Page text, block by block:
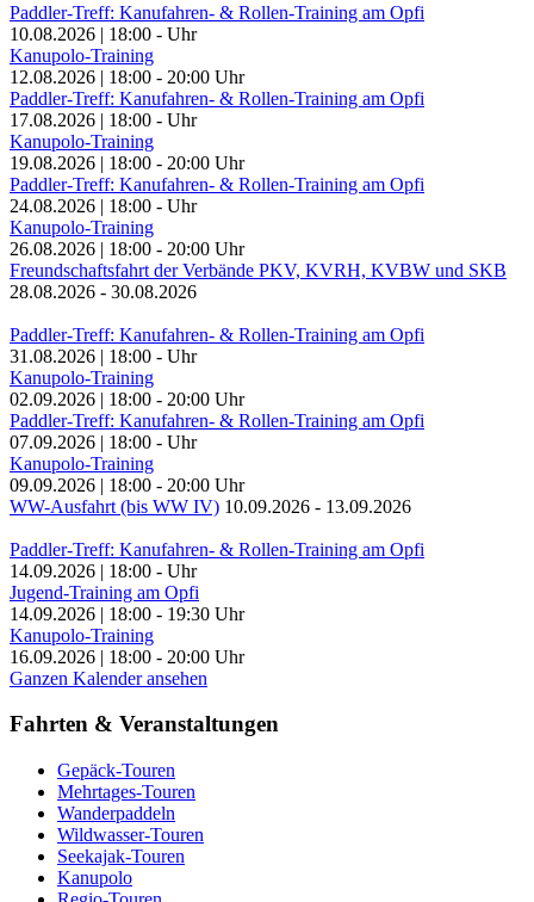
Paddler-Treff: Kanufahren- & Rollen-Training am Opfi
10.08.2026 | 18:00 - Uhr
Kanupolo-Training
12.08.2026 | 18:00 - 20:00 Uhr
Paddler-Treff: Kanufahren- & Rollen-Training am Opfi
17.08.2026 | 18:00 - Uhr
Kanupolo-Training
19.08.2026 | 18:00 - 20:00 Uhr
Paddler-Treff: Kanufahren- & Rollen-Training am Opfi
24.08.2026 | 18:00 - Uhr
Kanupolo-Training
26.08.2026 | 18:00 - 20:00 Uhr
Freundschaftsfahrt der Verbände PKV, KVRH, KVBW und SKB
28.08.2026 - 30.08.2026
Paddler-Treff: Kanufahren- & Rollen-Training am Opfi
31.08.2026 | 18:00 - Uhr
Kanupolo-Training
02.09.2026 | 18:00 - 20:00 Uhr
Paddler-Treff: Kanufahren- & Rollen-Training am Opfi
07.09.2026 | 18:00 - Uhr
Kanupolo-Training
09.09.2026 | 18:00 - 20:00 Uhr
WW-Ausfahrt (bis WW IV) 10.09.2026 - 13.09.2026
Paddler-Treff: Kanufahren- & Rollen-Training am Opfi
14.09.2026 | 18:00 - Uhr
Jugend-Training am Opfi
14.09.2026 | 18:00 - 19:30 Uhr
Kanupolo-Training
16.09.2026 | 18:00 - 20:00 Uhr
Ganzen Kalender ansehen
Fahrten & Veranstaltungen
Gepäck-Touren
Mehrtages-Touren
Wanderpaddeln
Wildwasser-Touren
Seekajak-Touren
Kanupolo